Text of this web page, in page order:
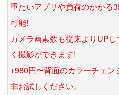
重たいアプリや負荷のかかる
可能!
カメラ画素数も従来よりUP
く撮影ができます!
+980円〜背面のカラーチェ
非お試しください。